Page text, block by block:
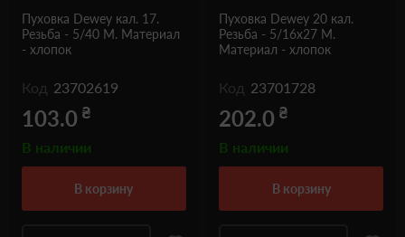
Пуховка Dewey кал. 17.
Резьба - 5/40 M. Материал
- хлопок
Код 23702619
103.0 ₴
В наличии
в корзину
Пуховка Dewey 20 кал.
Резьба - 5/16x27 M.
Материал - хлопок
Код 23701728
202.0 ₴
В наличии
в корзину